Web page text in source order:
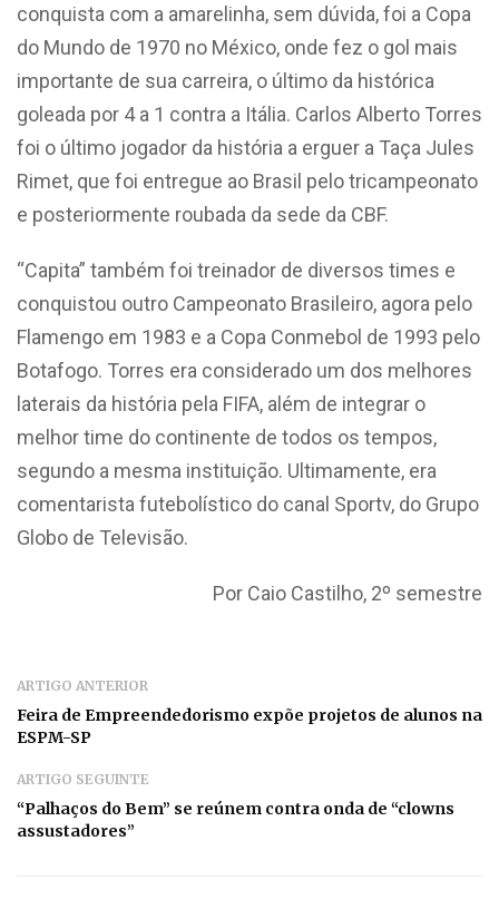
conquista com a amarelinha, sem dúvida, foi a Copa
do Mundo de 1970 no México, onde fez o gol mais
importante de sua carreira, o último da histórica
goleada por 4 a 1 contra a Itália. Carlos Alberto Torres
foi o último jogador da história a erguer a Taça Jules
Rimet, que foi entregue ao Brasil pelo tricampeonato
e posteriormente roubada da sede da CBF.
“Capita” também foi treinador de diversos times e
conquistou outro Campeonato Brasileiro, agora pelo
Flamengo em 1983 e a Copa Conmebol de 1993 pelo
Botafogo. Torres era considerado um dos melhores
laterais da história pela FIFA, além de integrar o
melhor time do continente de todos os tempos,
segundo a mesma instituição. Ultimamente, era
comentarista futebolístico do canal Sportv, do Grupo
Globo de Televisão.
Por Caio Castilho, 2º semestre
ARTIGO ANTERIOR
Feira de Empreendedorismo expõe projetos de alunos na
ESPM-SP
ARTIGO SEGUINTE
“Palhaços do Bem” se reúnem contra onda de “clowns
assustadores”